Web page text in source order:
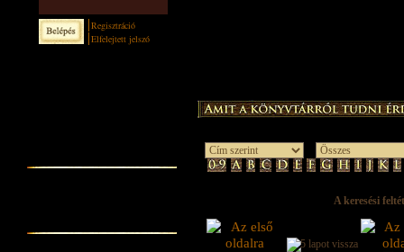
Regisztráció
Elfelejtett jelszó
A keresési